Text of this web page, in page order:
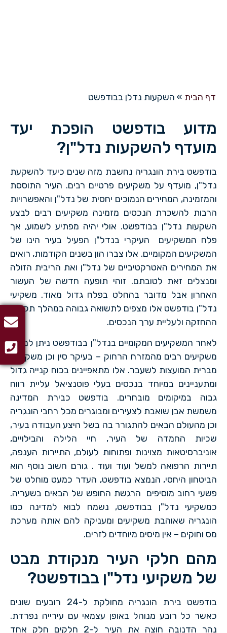
דף הבית » השקעות נדלן בבודפשט
מדוע בודפשט הופכת יעד
מועדף להשקעות נדל"ן?
בודפשט בירת הונגריה נחשבת מזה שנים כיעד להשקעת
נדל"ן, מועדף על משקיעים פרטיים רבים. העיר התוססת
והמזמינה, המחירים הנמוכים יחסית של נדל"ן והאפשרויות
הרבות להשכרת הנכסים מזמינה משקיעים רבים לבצע
השקעות נדל"ן בבודפשט. אולי יהיה מפתיע לשמוע, אך
פלח המשקיעים העיקרי בנדל"ן הפעיל בעיר הינו של
המשקיעים המקומיים. אלו צברו הון בשנים הקודמות, רואים
את המחירים האטרקטיביים של נדל"ן ואת הריבית הזולה
ומנצלים זאת לטובתם. זוהי תופעה חדשה של העשור
האחרון אבל מדובר בהחלט בפלח גדול מאוד. משקיעי
נדל"ן בודפשט אלו מצפים לתשואה גבוהה במהלך תקופת
ההחזקה ולעליית ערך הנכסים.
לאחר המשקיעים המקומיים בנדל"ן בבודפשט ניתן למצוא
משקיעים רבים מהמזרח הרחוק – בעיקר סין וכן משקיעים
מברית המועצות לשעבר. אלו מתאפיינים בכוח קנייה גדול
ומתעניינים במיוחד בנכסים בעלי פוטנציאל עליית רווח
גבוה במיקומים מובחרים. בודפשט כבירת המדינה
משמשת אבן שואבת לצעירים ומבוגרים מכל רחבי הונגריה
וכן מהעולם הבאים להתגורר בה בשל היצע העבודה בעיר,
שכיות החמדה של העיר, חיי הלילה והבילויים,
אוניברסיטאות מצוינות ופתוחות לעולם, התיירות הענפה,
תיירות הרפואה למשל ועוד ועוד . גורם חשוב נוסף הוא
הביטחון היחסי, הנמצא בודפשט, העדר כמעט מוחלט של
פשעי רחוב מוסיפים הרגשת החופש של הבאים בשעריה.
כמשקיעי נדל"ן בבודפשט, נשמח לבוא למדינה כמו
הונגריה שאוהבת משקיעים ומעניקה להם אותה מערכת
מס וחוקים – אין מיסים מיוחדים לזרים.
מהם חלקי העיר מנקודת מבט
של משקיעי נדל"ן בבודפשט?
בודפשט בירת הונגריה מחולקת ל-24 רובעים שונים
כאשר כל רובע מנוהל באופן עצמאי עם עירייה נפרדת.
נהר הדנובה חוצה את העיר ל-2 חלקים חלק אחד